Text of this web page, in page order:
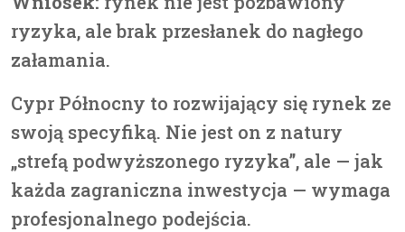
ryzyka, ale brak przesłanek do nagłego
załamania.
Cypr Północny to rozwijający się rynek ze
swoją specyfiką. Nie jest on z natury
„strefą podwyższonego ryzyka”, ale — jak
każda zagraniczna inwestycja — wymaga
profesjonalnego podejścia.